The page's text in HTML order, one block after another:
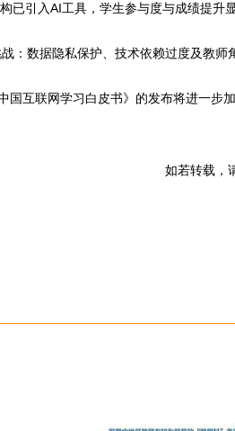
已引入AI工具，学生参与度与成绩提升
：数据隐私保护、技术依赖过度及教师
国互联网学习白皮书》的发布将进一步
如若转载，